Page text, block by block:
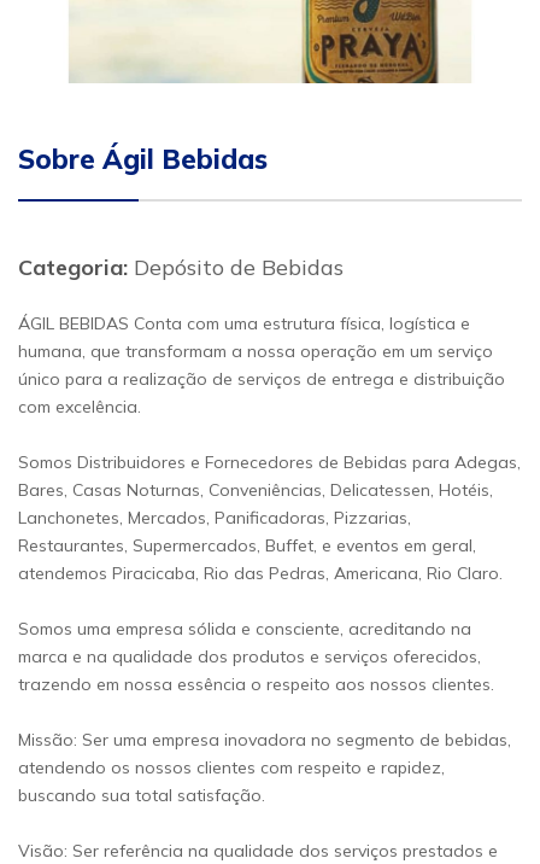
Sobre Ágil Bebidas
Categoria: Depósito de Bebidas
ÁGIL BEBIDAS Conta com uma estrutura física, logística e
humana, que transformam a nossa operação em um serviço
único para a realização de serviços de entrega e distribuição
com excelência.
Somos Distribuidores e Fornecedores de Bebidas para Adegas,
Bares, Casas Noturnas, Conveniências, Delicatessen, Hotéis,
Lanchonetes, Mercados, Panificadoras, Pizzarias,
Restaurantes, Supermercados, Buffet, e eventos em geral,
atendemos Piracicaba, Rio das Pedras, Americana, Rio Claro.
Somos uma empresa sólida e consciente, acreditando na
marca e na qualidade dos produtos e serviços oferecidos,
trazendo em nossa essência o respeito aos nossos clientes.
Missão: Ser uma empresa inovadora no segmento de bebidas,
atendendo os nossos clientes com respeito e rapidez,
buscando sua total satisfação.
Visão: Ser referência na qualidade dos serviços prestados e